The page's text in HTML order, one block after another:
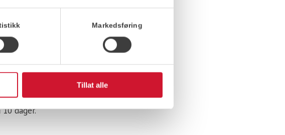
Markedsføring
Tillat alle
ikke er betalt. Etter forfall på
utestående er gjort opp, og
inkasso fra Axactor.
betaling, kan DRIV energi velge
dager.